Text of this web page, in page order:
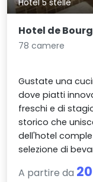
Hotel 5 stelle
Hotel de
78 camere
Gustate una
dove piatti
freschi e di
storico che
dell'hotel
selezione di
A partire da